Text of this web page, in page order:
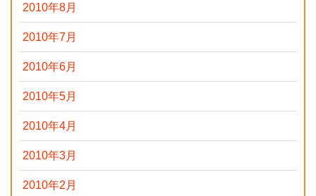
2010年8月
2010年7月
2010年6月
2010年5月
2010年4月
2010年3月
2010年2月